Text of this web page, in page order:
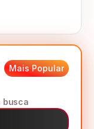
Mais Popular
busca